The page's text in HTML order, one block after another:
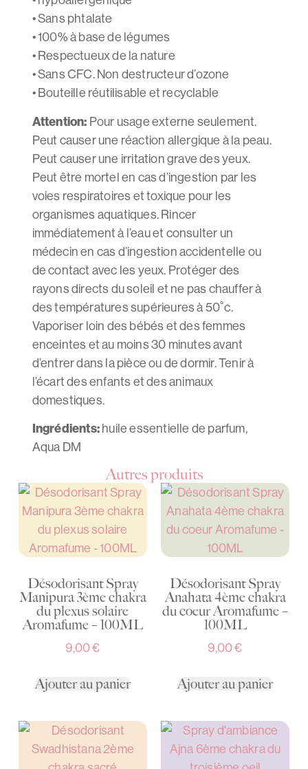
• Sans phtalate
• 100% à base de légumes
• Respectueux de la nature
• Sans CFC. Non destructeur d’ozone
• Bouteille réutilisable et recyclable
Attention: Pour usage externe seulement.
Peut causer une réaction allergique à la peau.
Peut causer une irritation grave des yeux.
Peut être mortel en cas d’ingestion par les
voies respiratoires et toxique pour les
organismes aquatiques. Rincer
immédiatement à l’eau et consulter un
médecin en cas d’ingestion accidentelle ou
de contact avec les yeux. Protéger des
rayons directs du soleil et ne pas chauffer à
des températures supérieures à 50˚c.
Vaporiser loin des bébés et des femmes
enceintes et au moins 30 minutes avant
d’entrer dans la pièce ou de dormir. Tenir à
l’écart des enfants et des animaux
domestiques.
Ingrédients:huile essentielle de parfum,
Aqua DM
Autres produits
Désodorisant Spray
Manipura 3ème chakra
du plexus solaire
Aromafume – 100ML
9,00€
Ajouter au panier
Désodorisant Spray
Anahata 4ème chakra
du coeur Aromafume –
100ML
9,00€
Ajouter au panier